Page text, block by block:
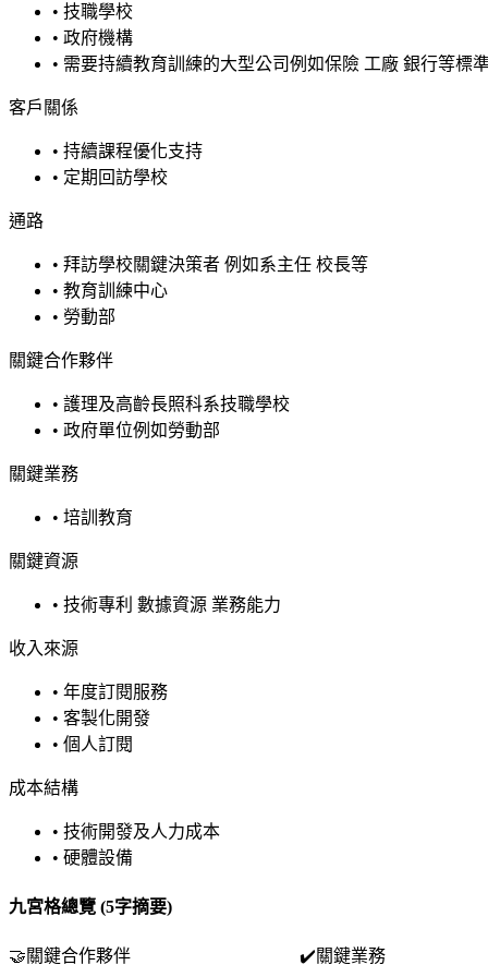
• 技職學校
• 政府機構
• 需要持續教育訓練的大型公司例如保險 工廠 銀行等標
客戶關係
• 持續課程優化支持
• 定期回訪學校
通路
• 拜訪學校關鍵決策者 例如系主任 校長等
• 教育訓練中心
• 勞動部
關鍵合作夥伴
• 護理及高齡長照科系技職學校
• 政府單位例如勞動部
關鍵業務
• 培訓教育
關鍵資源
• 技術專利 數據資源 業務能力
收入來源
• 年度訂閱服務
• 客製化開發
• 個人訂閱
成本結構
• 技術開發及人力成本
• 硬體設備
九宮格總覽 (5字摘要)
🤝關鍵合作夥伴 ✔️關鍵業務